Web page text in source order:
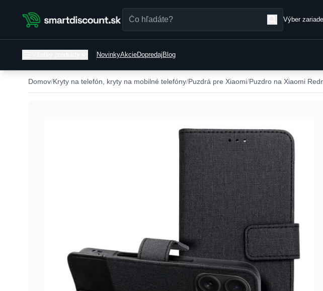
Výber
NovinkyAkcieDopredaj Blog
Domov Kryty na telefón, kryty na mobilné telefóny Puzdrá pre Xiaomi Puzdro na Xiaomi